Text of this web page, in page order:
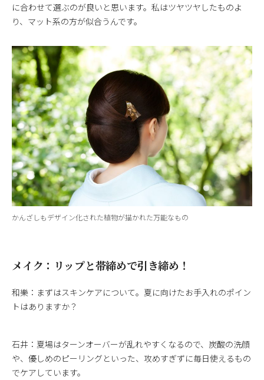
に合わせて選ぶのが良いと思います。私はツヤツヤしたものよ
り、マット系の方が似合うんです。
かんざしもデザイン化された植物が描かれた万能なもの
メイク：リップと帯締めで引き締め！
和樂：まずはスキンケアについて。夏に向けたお手入れのポイン
トはありますか？
石井：夏場はターンオーバーが乱れやすくなるので、炭酸の洗顔
や、優しめのピーリングといった、攻めすぎずに毎日使えるもの
でケアしています。